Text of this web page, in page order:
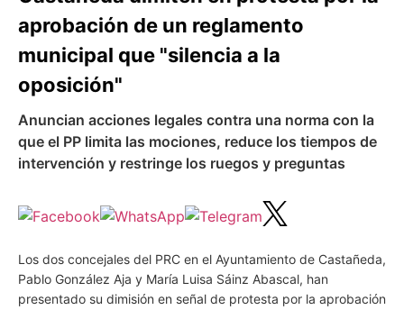
aprobación de un reglamento
municipal que "silencia a la
oposición"
Anuncian acciones legales contra una norma con la
que el PP limita las mociones, reduce los tiempos de
intervención y restringe los ruegos y preguntas
Los dos concejales del PRC en el Ayuntamiento de Castañeda,
Pablo González Aja y María Luisa Sáinz Abascal, han
presentado su dimisión en señal de protesta por la aprobación